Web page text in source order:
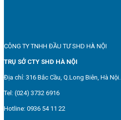
CÔNG TY TNHH ĐẦU TƯ SHD HÀ NỘI
TRỤ SỞ CTY SHD HÀ NỘI
Địa chỉ: 316 Bắc Cầu, Q.Long Biên, Hà Nội.
Tel: (024) 3732 6916
Hotline: 0936 54 11 22